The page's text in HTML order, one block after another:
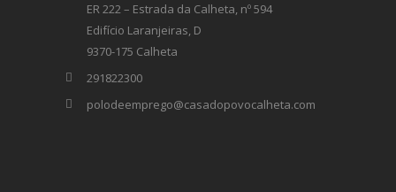
ER 222 – Estrada da Calheta, nº 594
Edifício Laranjeiras, D
9370-175 Calheta
291822300
polodeemprego@casadopovocalheta.com